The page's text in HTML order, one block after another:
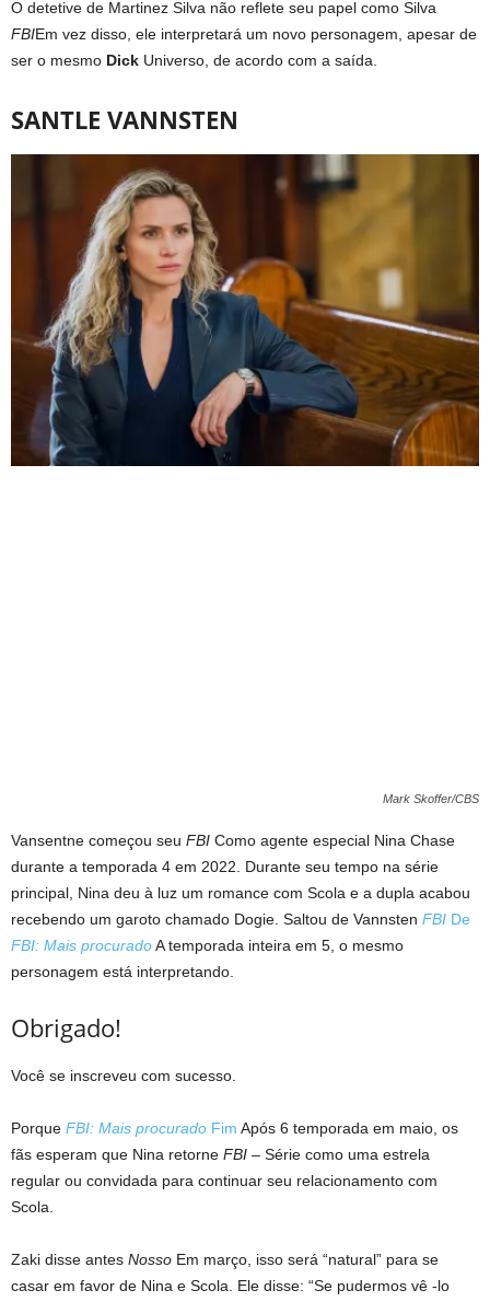
O detetive de Martinez Silva não reflete seu papel como Silva
FBIEm vez disso, ele interpretará um novo personagem, apesar de
ser o mesmo Dick Universo, de acordo com a saída.
SANTLE VANNSTEN
Mark Skoffer/CBS
Vansentne começou seu FBI Como agente especial Nina Chase
durante a temporada 4 em 2022. Durante seu tempo na série
principal, Nina deu à luz um romance com Scola e a dupla acabou
recebendo um garoto chamado Dogie. Saltou de Vannsten FBI De
FBI: Mais procuradoA temporada inteira em 5, o mesmo
personagem está interpretando.
Obrigado!
Você se inscreveu com sucesso.
Porque FBI: Mais procurado Fim Após 6 temporada em maio, os
fãs esperam que Nina retorne FBI – Série como uma estrela
regular ou convidada para continuar seu relacionamento com
Scola.
Zaki disse antes Nosso Em março, isso será “natural” para se
casar em favor de Nina e Scola. Ele disse: “Se pudermos vê -lo